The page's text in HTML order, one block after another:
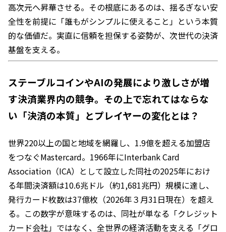
高次元へ昇華させる。その根底にあるのは、揺るぎない安
全性を前提に「誰もがシンプルに使えること」という本質
的な価値だ。実直に信頼を担保する姿勢が、次世代の決済
基盤を支える。
ステーブルコインやAIの発展により激しさが増
す決済業界内の競争。その上で忘れてはならな
い「決済の本質」とプレイヤーの変化とは？
世界220以上の国と地域を網羅し、1.9億を超える加盟店
をつなぐMastercard。1966年にInterbank Card
Association（ICA）として設立した同社の2025年におけ
る年間決済額は10.6兆ドル（約1,681兆円）規模に達し、
発行カード枚数は37億枚（2026年３月31日現在）を超え
る。この数字が意味するのは、同社が単なる「クレジット
カード会社」ではなく、全世界の経済活動を支える「グロ